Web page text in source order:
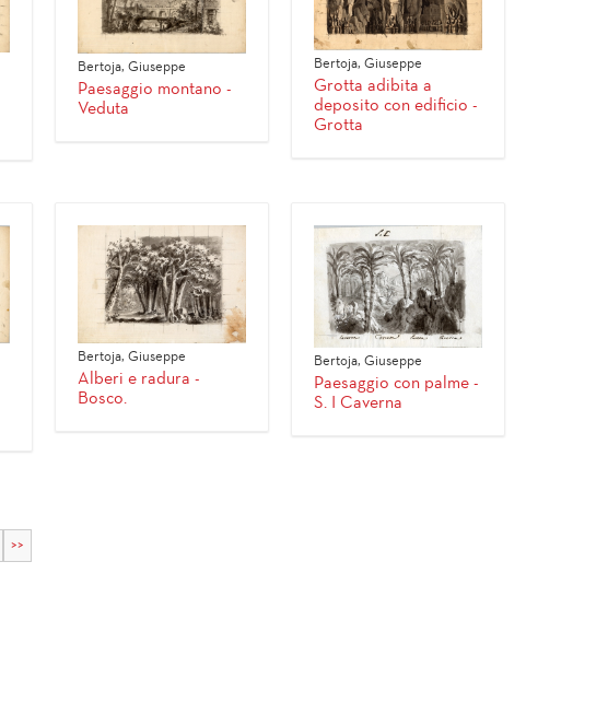
Bertoja, Giuseppe
Paesaggio montano -
Veduta
Bertoja, Giuseppe
Grotta adibita a
deposito con edificio -
Grotta
Bertoja, Giuseppe
Alberi e radura -
Bosco.
Bertoja, Giuseppe
Paesaggio con palme -
S. I Caverna
>>